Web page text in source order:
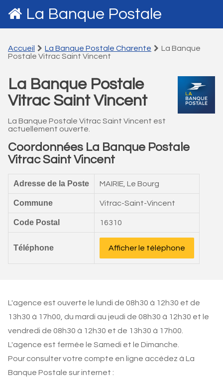
La Banque Postale
Accueil La Banque Postale Charente
La Banque
Postale Vitrac Saint Vincent
La Banque Postale
Vitrac Saint Vincent
La Banque Postale Vitrac Saint Vincent est
actuellement ouverte.
Coordonnées La Banque Postale
Vitrac Saint Vincent
Adresse de la Poste MAIRIE, Le Bourg
Commune Vitrac-Saint-Vincent
Code Postal 16310
Téléphone Afficher le téléphone
L'agence est ouverte le lundi de 08h30 à 12h30 et de
13h30 à 17h00, du mardi au jeudi de 08h30 à 12h30 et le
vendredi de 08h30 à 12h30 et de 13h30 à 17h00.
L'agence est fermée le Samedi et le Dimanche.
Pour consulter votre compte en ligne accédez à La
Banque Postale sur internet :